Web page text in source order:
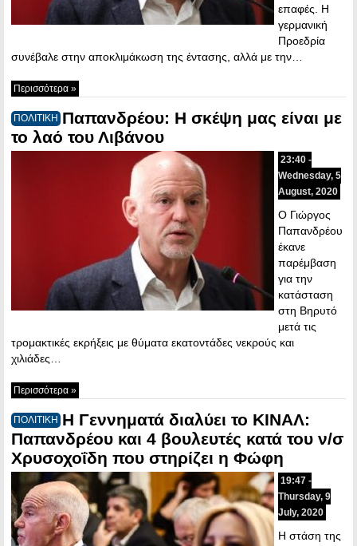
επαφές. Η
γερμανική
Προεδρία
συνέβαλε στην αποκλιμάκωση της έντασης, αλλά με την…
Περισσότερα »
ΠΟΛΙΤΙΚΗ Παπανδρέου: Η σκέψη μας είναι με
το λαό του Λιβάνου
23:40 -
Wednesday, 5
August, 2020
Ο Γιώργος
Παπανδρέου
έκανε
παρέμβαση
για την
κατάσταση
στη Βηρυτό
μετά τις
τρομακτικές εκρήξεις με θύματα εκατοντάδες νεκρούς και
χιλιάδες…
Περισσότερα »
ΠΟΛΙΤΙΚΗ Η Γεννηματά διαλύει το ΚΙΝΑΛ:
Παπανδρέου και 4 βουλευτές κατά του ν/σ
Χρυσοχοΐδη που στηρίζει η Φώφη
19:47 -
Thursday, 9
July, 2020
Η στάση της